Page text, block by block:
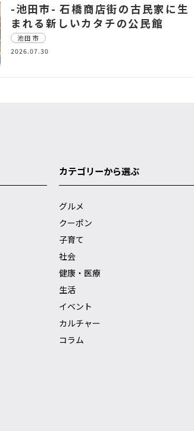
-池田市- 石橋商店街の古民家に生
まれる新しいカタチの公民館
池田市
2026.07.30
カテゴリーから選ぶ
グルメ
クーポン
子育て
社会
健康・医療
生活
イベント
カルチャー
コラム